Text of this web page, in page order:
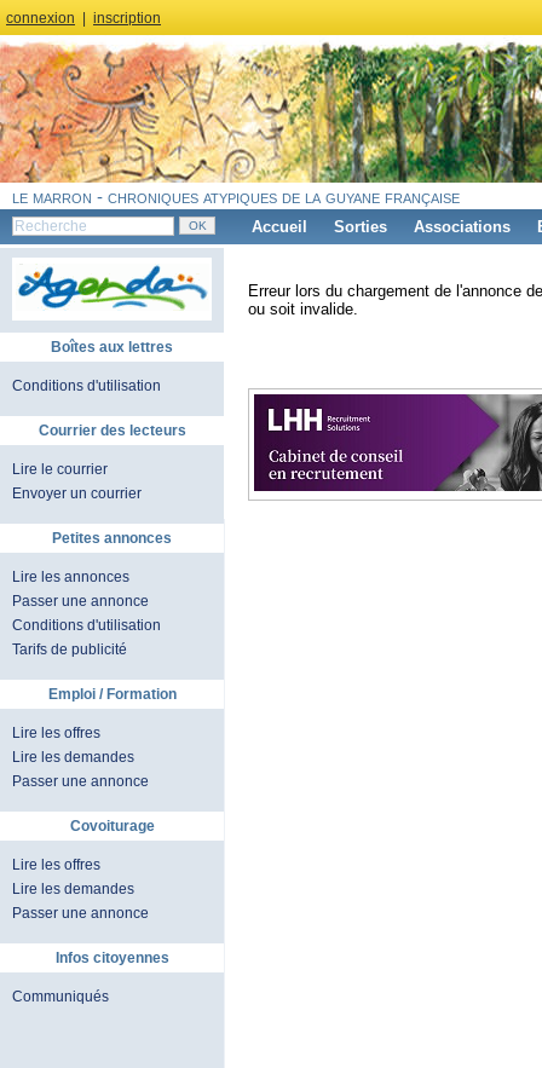
connexion inscription
le marron - chroniques atypiques de la guyane française
Accueil Sorties Associations
Boîtes aux lettres
Conditions d'utilisation
Courrier des lecteurs
Lire le courrier
Envoyer un courrier
Petites annonces
Lire les annonces
Passer une annonce
Conditions d'utilisation
Tarifs de publicité
Emploi / Formation
Lire les offres
Lire les demandes
Passer une annonce
Covoiturage
Lire les offres
Lire les demandes
Passer une annonce
Infos citoyennes
Communiqués
Erreur lors du chargement de l'annonce
ou soit invalide.